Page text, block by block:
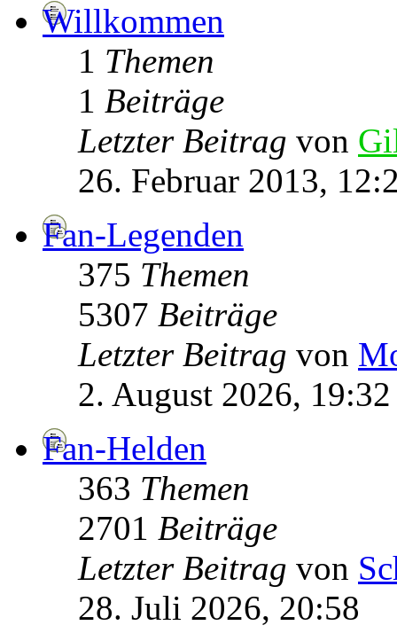
Willkommen
1 Themen
1 Beiträge
Letzter Beitrag von
26. Februar 2013,
Fan-Legenden
375 Themen
5307 Beiträge
Letzter Beitrag von
2. August 2026, 19:32
Fan-Helden
363 Themen
2701 Beiträge
Letzter Beitrag von
28. Juli 2026, 20:58